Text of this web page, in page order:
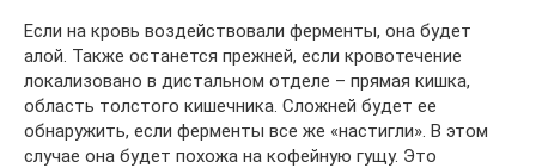
Если на кровь воздействовали ферменты, она будет
алой. Также останется прежней, если кровотечение
локализовано в дистальном отделе – прямая кишка,
область толстого кишечника. Сложней будет ее
обнаружить, если ферменты все же «настигли». В этом
случае она будет похожа на кофейную гущу. Это